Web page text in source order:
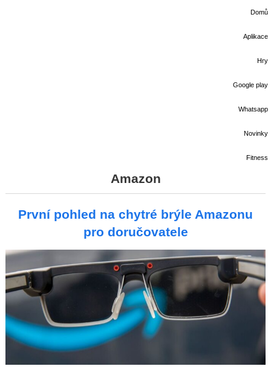
Domů
Aplikace
Hry
Google play
Whatsapp
Novinky
Fitness
Amazon
První pohled na chytré brýle Amazonu
pro doručovatele